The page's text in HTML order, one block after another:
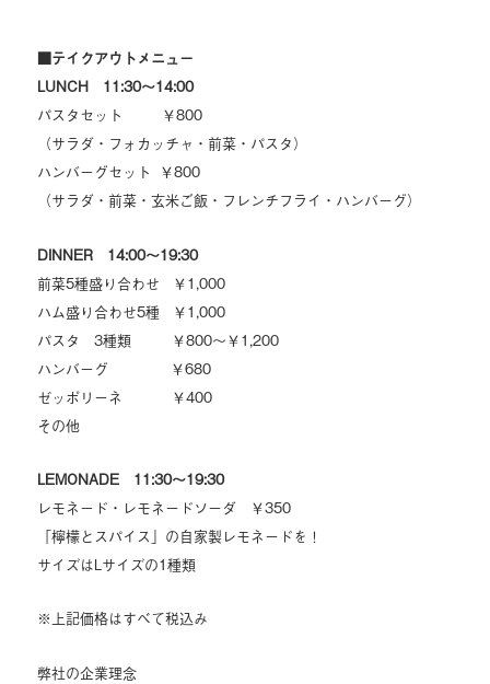
■テイクアウトメニュー
LUNCH 11:30〜14:00
パスタセット ￥800
（サラダ・フォカッチャ・前菜・パスタ）
ハンバーグセット ￥800
（サラダ・前菜・玄米ご飯・フレンチフライ・ハンバーグ）
DINNER 14:00〜19:30
前菜5種盛り合わせ ￥1,000
ハム盛り合わせ5種 ￥1,000
パスタ 3種類 ￥800～￥1,200
ハンバーグ ￥680
ゼッポリーネ ￥400
その他
LEMONADE 11:30〜19:30
レモネード・レモネードソーダ ￥350
「檸檬とスパイス」の自家製レモネードを！
サイズはLサイズの1種類
※上記価格はすべて税込み
弊社の企業理念